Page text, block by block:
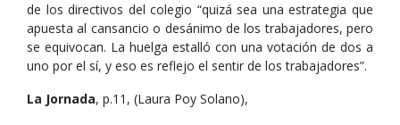
de los directivos del colegio “quizá sea una estrategia que
apuesta al cansancio o desánimo de los trabajadores, pero
se equivocan. La huelga estalló con una votación de dos a
uno por el sí, y eso es reflejo el sentir de los trabajadores”.
La Jornada, p.11, (Laura Poy Solano),